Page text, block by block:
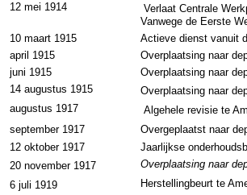
12 mei 1914
Verlaat Centrale
Vanwege de Eerste
10 maart 1915
Actieve dienst vanuit
april 1915
Overplaatsing naar
juni 1915
Overplaatsing naar
14 augustus 1915
Overplaatsing naar
augustus 1917
Algehele revisie te
september 1917
Overgeplaatst naar
12 oktober 1917
Jaarlijkse
20 november 1917
Overplaatsing naar
6 juli 1919
Herstellingbeurt te